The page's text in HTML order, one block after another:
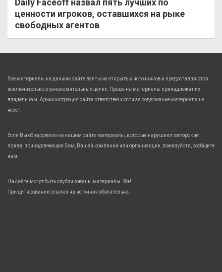
ценности игроков, оставшихся на рыке
свободных агентов
Все материалы на данном сайте взяты из открытых источников и предоставляются
исключительно в ознакомительных целях. Права на материалы принадлежат их
владельцам. Администрация сайта ответственности за содержание материала не
несет.
Если Вы обнаружили на нашем сайте материалы, которые нарушают авторские
права, принадлежащие Вам, Вашей компании или организации, пожалуйста, сообщите
нам.
На сайте могут быть опубликованы материалы 18+!
При цитировании ссылка на источник обязательна.